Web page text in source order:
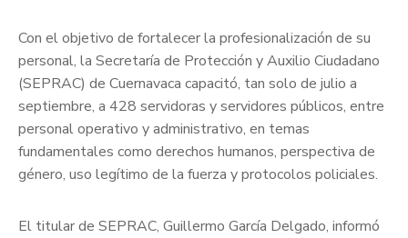
Con el objetivo de fortalecer la profesionalización de su
personal, la Secretaría de Protección y Auxilio Ciudadano
(SEPRAC) de Cuernavaca capacitó, tan solo de julio a
septiembre, a 428 servidoras y servidores públicos, entre
personal operativo y administrativo, en temas
fundamentales como derechos humanos, perspectiva de
género, uso legítimo de la fuerza y protocolos policiales.
El titular de SEPRAC, Guillermo García Delgado, informó